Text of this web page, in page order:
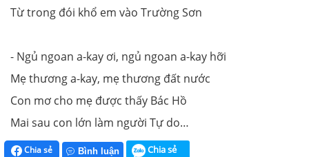
Từ trong đói khổ em vào Trường Sơn
- Ngủ ngoan a-kay ơi, ngủ ngoan a-kay hỡi
Mẹ thương a-kay, mẹ thương đất nước
Con mơ cho mẹ được thấy Bác Hồ
Mai sau con lớn làm người Tự do…
Chia sẻ Bình luận Chia sẻ